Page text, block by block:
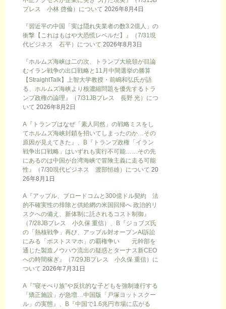
プレス 小林 啓倫）について 2026年8月4日
『習近平の中国「実は隠れ失業者の数3.2億人」の
衝撃【これはもはや大恐慌レベルだ】』（7/31現
代ビジネス 石平）について 2026年8月3日
『ホルムズ海峡は二の次、トランプ大統領が目論
むイラン戦争の出口戦略と11月中間選挙の勝算
【StraightTalk】上智大学教授・前嶋和弘氏が語
る、ホルムズ海峡より核濃縮問題を優先するトラ
ンプ政権の論理』（7/31JBプレス 長野 光）につ
いて 2026年8月2日
A『トランプはなぜ「素人同然」の戦略ミスをし
てホルムズ海峡封鎖を招いてしまったのか…その
原因が見えてきた』、B『トランプ政権「イラン
戦争出口戦略」はいずれも実行不可能……その先
にあるのは中国が台湾海峡で冒険主義に走る可能
性』（7/30現代ビジネス 渡部恒雄）について 20
26年8月1日
A『アップル、ブロードコムと300億ドル契約 法
的不確実性の排除と供給網の米国回帰へ 政治的リ
スクへの備え、新体制に託されるコスト制御』
（7/28JBプレス 小久保 重信）、B『ジョブズ氏
の「熱核戦争」再び、アップル対オープンAI訴訟
にみる「ポストスマホ」の覇権争い 元幹部を
通じた製造ノウハウ流出の疑惑とターナス新CEO
への時間稼ぎ』（7/29JBプレス 小久保 重信）に
ついて 2026年7月31日
A『”寝そべり族”や反抗的な子どもを強制連行する
「矯正施設」が急増…中国版「戸塚ヨットスクー
ル」の実態』、B『中国で1.6兆円市場に広がる